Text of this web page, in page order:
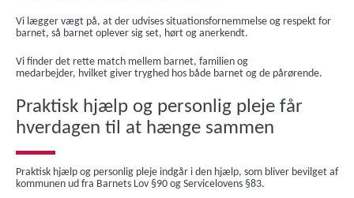
Vi lægger vægt på, at der udvises situationsfornemmelse og respekt for
barnet, så barnet oplever sig set, hørt og anerkendt.
Vi finder det rette match mellem barnet, familien og
medarbejder, hvilket giver tryghed hos både barnet og de pårørende.
Praktisk hjælp og personlig pleje får
hverdagen til at hænge sammen
Praktisk hjælp og personlig pleje indgår i den hjælp, som bliver bevilget af
kommunen ud fra Barnets Lov §90 og Servicelovens §83.